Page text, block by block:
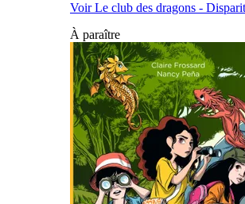
Voir Le club des dragons -
À paraître